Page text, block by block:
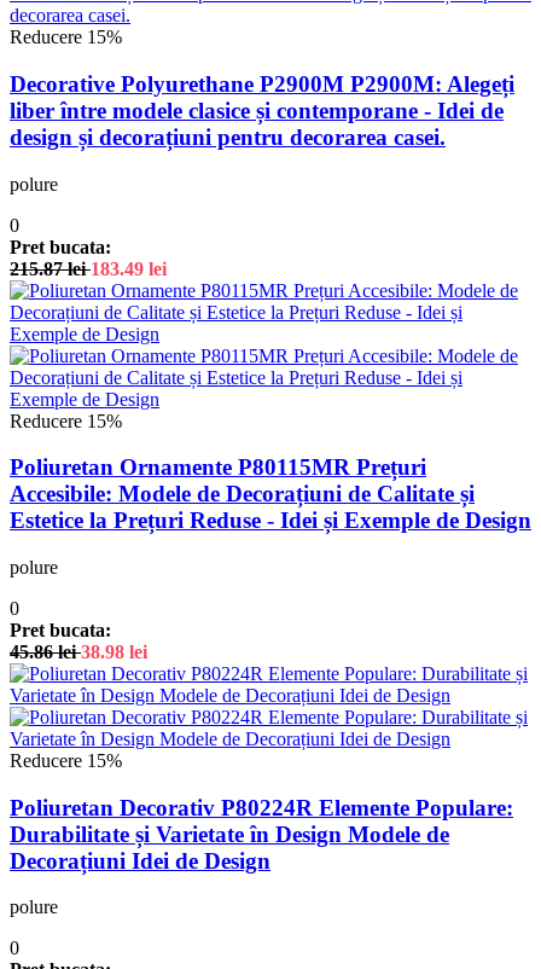
Reducere 15%
Decorative Polyurethane P2900M P2900M: Alegeți
liber între modele clasice și contemporane - Idei de
design și decorațiuni pentru decorarea casei.
polure
0
Pret bucata:
215.87lei 183.49 lei
Reducere 15%
Poliuretan Ornamente P80115MR Prețuri
Accesibile: Modele de Decorațiuni de Calitate și
Estetice la Prețuri Reduse - Idei și Exemple de Design
polure
0
Pret bucata:
45.86lei 38.98 lei
Reducere 15%
Poliuretan Decorativ P80224R Elemente Populare:
Durabilitate și Varietate în Design Modele de
Decorațiuni Idei de Design
polure
0